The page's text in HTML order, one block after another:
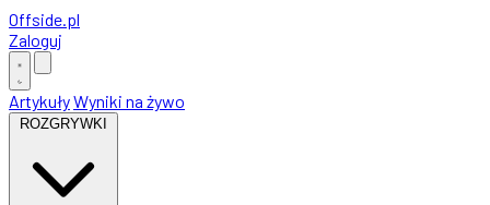
Offside.pl
Zaloguj
ArtykułyWyniki na żywo
ROZGRYWKI